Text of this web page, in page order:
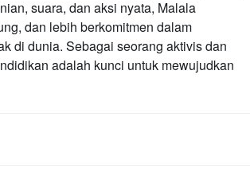
suara, dan aksi nyata, Malala
dan lebih berkomitmen dalam
di dunia. Sebagai seorang aktivis dan
adalah kunci untuk mewujudkan